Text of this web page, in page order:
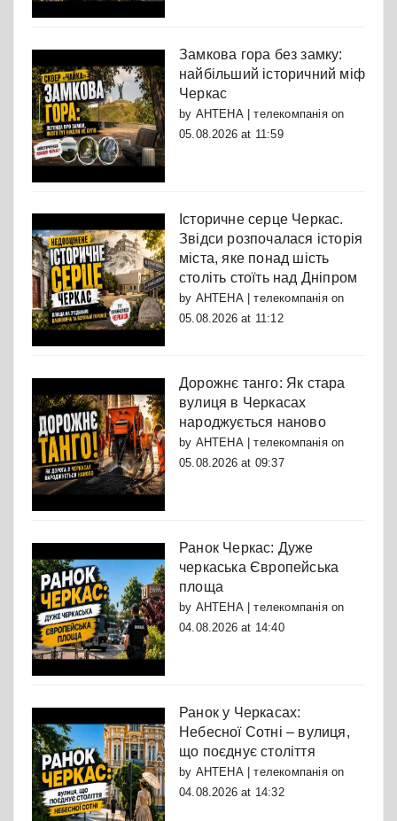
Замкова гора без замку:
найбільший історичний міф
Черкас
by АНТЕНА | телекомпаніяon
05.08.2026 at 11:59
Історичне серце Черкас.
Звідси розпочалася історія
міста, яке понад шість
століть стоїть над Дніпром
by АНТЕНА | телекомпаніяon
05.08.2026 at 11:12
Дорожнє танго: Як стара
вулиця в Черкасах
народжується наново
by АНТЕНА | телекомпаніяon
05.08.2026 at 09:37
Ранок Черкас: Дуже
черкаська Європейська
площа
by АНТЕНА | телекомпаніяon
04.08.2026 at 14:40
Ранок у Черкасах:
Небесної Сотні – вулиця,
що поєднує століття
by АНТЕНА | телекомпаніяon
04.08.2026 at 14:32